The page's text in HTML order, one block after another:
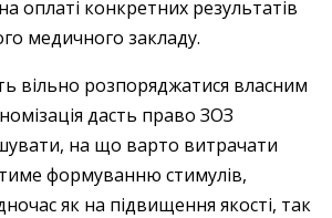
оплаті конкретних результатів
медичного закладу.
вільно розпоряджатися власним
дасть право ЗОЗ
на що варто витрачати
формуванню стимулів,
як на підвищення якості, так